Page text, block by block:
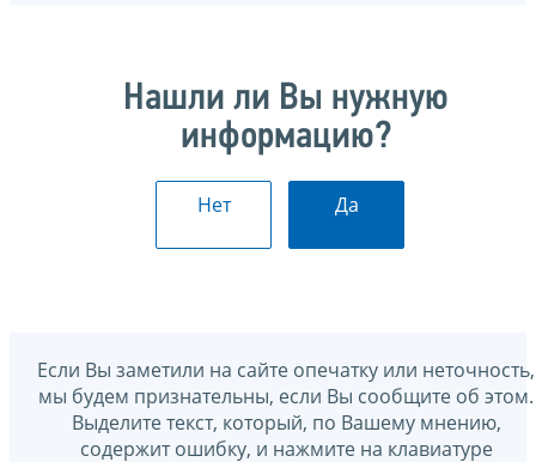
Нашли ли Вы нужную
информацию?
Нет Да
Если Вы заметили на сайте опечатку или неточность,
мы будем признательны, если Вы сообщите об этом.
Выделите текст, который, по Вашему мнению,
содержит ошибку, и нажмите на клавиатуре